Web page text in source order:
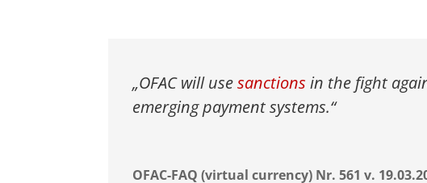
„OFAC will usesanctions in the fight
emerging payment systems.“
OFAC-FAQ (virtual currency) Nr. 561 v.